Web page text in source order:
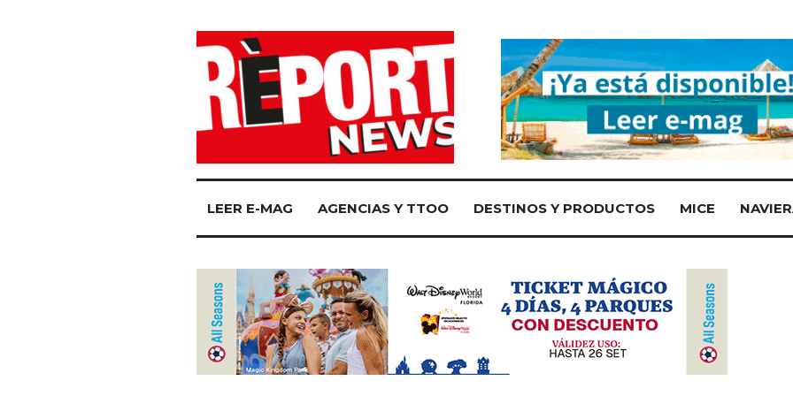
LEER E-MAG AGENCIAS Y TTOO DESTINOS Y PRODUCTOS MICE